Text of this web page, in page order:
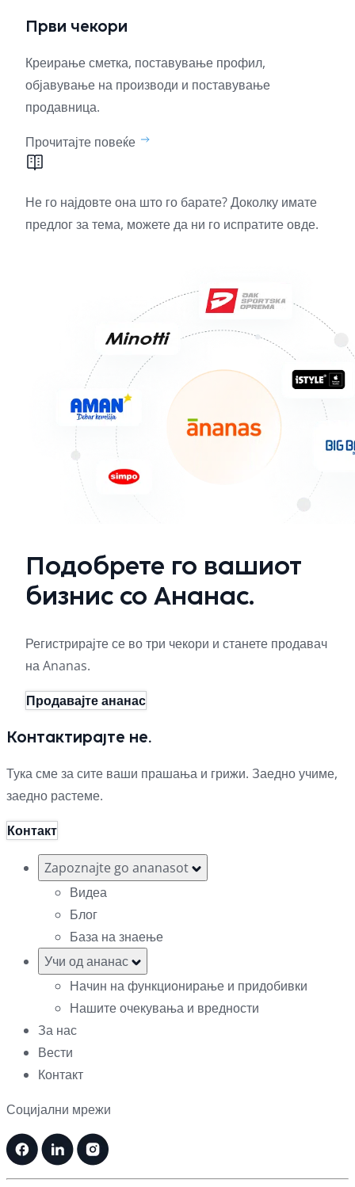
Први чекори
Креирање сметка, поставување профил,
објавување на производи и поставување
продавница.
Прочитајте повеќе
Не го најдовте она што го барате? Доколку имате
предлог за тема, можете да ни го испратитеовде.
Подобрете го вашиот
бизнис со Ананас.
Регистрирајте се во три чекори и станете продавач
на Ananas.
Продавајте ананас
Контактирајте не.
Тука сме за сите ваши прашања и грижи. Заедно учиме,
заедно растеме.
Контакт
Zapoznajte go ananasot
Видеа
Блог
База на знаење
Учи од ананас
Начин на функционирање и придобивки
Нашите очекувања и вредности
За нас
Вести
Контакт
Социјални мрежи